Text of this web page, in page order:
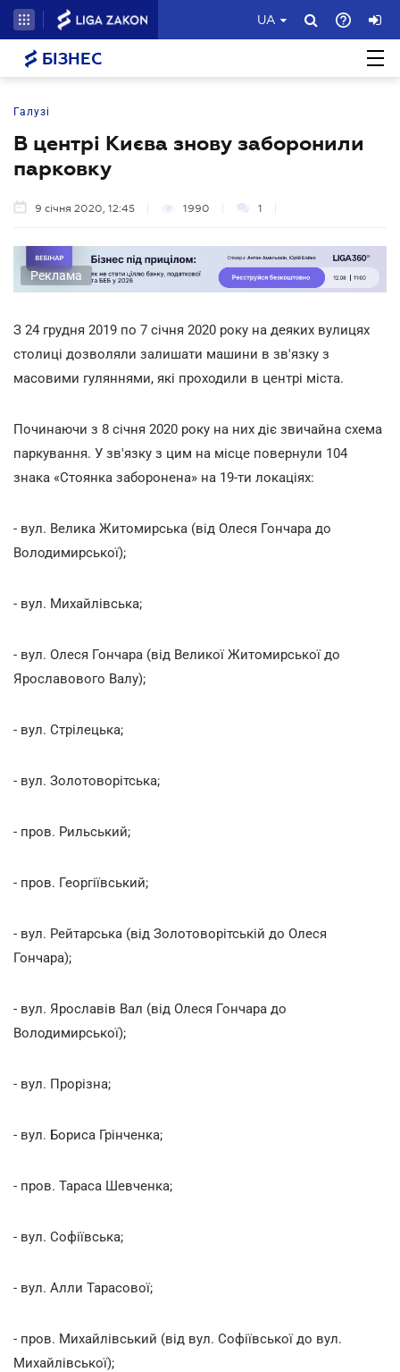
UA
БІЗНЕС
Галузі
В центрі Києва знову заборонили
парковку
9 січня 2020, 12:45 1990 1
Реклама
З 24 грудня 2019 по 7 січня 2020 року на деяких вулицях
столиці дозволяли залишати машини в зв'язку з
масовими гуляннями, які проходили в центрі міста.
Починаючи з 8 січня 2020 року на них діє звичайна схема
паркування. У зв'язку з цим на місце повернули 104
знака «Стоянка заборонена» на 19-ти локаціях:
- вул. Велика Житомирська (від Олеся Гончара до
Володимирської);
- вул. Михайлівська;
- вул. Олеся Гончара (від Великої Житомирської до
Ярославового Валу);
- вул. Стрілецька;
- вул. Золотоворітська;
- пров. Рильський;
- пров. Георгіївський;
- вул. Рейтарська (від Золотоворітській до Олеся
Гончара);
- вул. Ярославів Вал (від Олеся Гончара до
Володимирської);
- вул. Прорізна;
- вул. Бориса Грінченка;
- пров. Тараса Шевченка;
- вул. Софіївська;
- вул. Алли Тарасової;
- пров. Михайлівський (від вул. Софіївської до вул.
Михайлівської);